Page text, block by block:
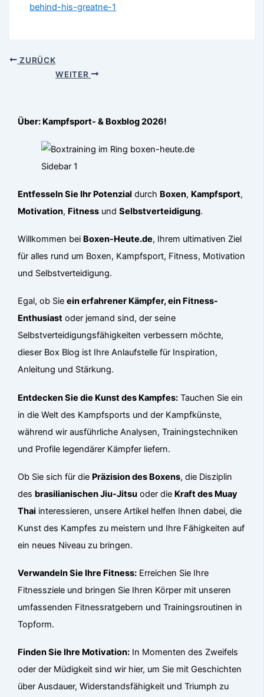
behind-his-greatne-1
ZURÜCK
WEITER
Über: Kampfsport- & Boxblog 2026!
Entfesseln Sie Ihr Potenzial durch Boxen, Kampfsport,
Motivation, Fitness undSelbstverteidigung.
Willkommen bei Boxen-Heute.de, Ihrem ultimativen Ziel
für alles rund um Boxen, Kampfsport, Fitness, Motivation
und Selbstverteidigung.
Egal, ob Sieein erfahrener Kämpfer, ein Fitness-
Enthusiast oder jemand sind, der seine
Selbstverteidigungsfähigkeiten verbessern möchte,
dieser Box Blog ist Ihre Anlaufstelle für Inspiration,
Anleitung und Stärkung.
Entdecken Sie die Kunst des Kampfes: Tauchen Sie ein
in die Welt des Kampfsports und der Kampfkünste,
während wir ausführliche Analysen, Trainingstechniken
und Profile legendärer Kämpfer liefern.
Ob Sie sich für die Präzision des Boxens, die Disziplin
des brasilianischen Jiu-Jitsu oder die Kraft des Muay
Thai interessieren, unsere Artikel helfen Ihnen dabei, die
Kunst des Kampfes zu meistern und Ihre Fähigkeiten auf
ein neues Niveau zu bringen.
Verwandeln Sie Ihre Fitness: Erreichen Sie Ihre
Fitnessziele und bringen Sie Ihren Körper mit unseren
umfassenden Fitnessratgebern und Trainingsroutinen in
Topform.
Finden Sie Ihre Motivation: In Momenten des Zweifels
oder der Müdigkeit sind wir hier, um Sie mit Geschichten
über Ausdauer, Widerstandsfähigkeit und Triumph zu